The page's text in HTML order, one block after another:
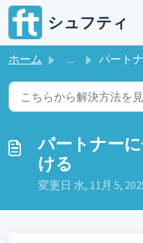
メインコンテンツに移動
シュフティ
ホーム ... パートナーに仕
パートナー
ける
変更日 水, 11月 5,